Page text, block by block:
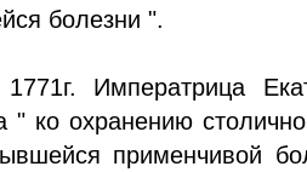
болезни ".
Императрица
" ко охранению
применчивой